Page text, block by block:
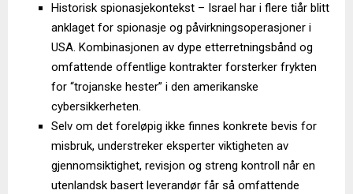
Historisk spionasjekontekst – Israel har i flere tiår blitt
anklaget for spionasje og påvirkningsoperasjoner i
USA. Kombinasjonen av dype etterretningsbånd og
omfattende offentlige kontrakter forsterker frykten
for “trojanske hester” i den amerikanske
cybersikkerheten.
Selv om det foreløpig ikke finnes konkrete bevis for
misbruk, understreker eksperter viktigheten av
gjennomsiktighet, revisjon og streng kontroll når en
utenlandsk basert leverandør får så omfattende